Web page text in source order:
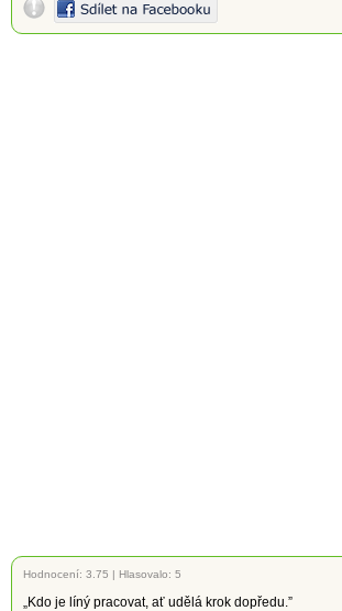
Hodnocení: 3.75 | Hlasovalo: 5
„Kdo je líný pracovat, ať udělá krok dopředu.”